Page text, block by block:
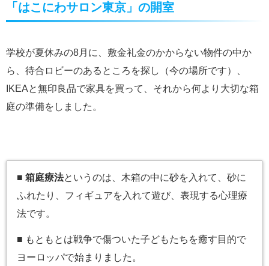
「はこにわサロン東京」の開室
学校が夏休みの8月に、敷金礼金のかからない物件の中か
ら、待合ロビーのあるところを探し（今の場所です）、
IKEAと無印良品で家具を買って、それから何より大切な箱
庭の準備をしました。
■箱庭療法というのは、木箱の中に砂を入れて、砂に
ふれたり、フィギュアを入れて遊び、表現する心理療
法です。
■ もともとは戦争で傷ついた子どもたちを癒す目的で
ヨーロッパで始まりました。